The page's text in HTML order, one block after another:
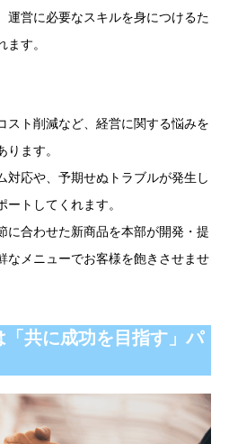
運営に必要なスキルを身につけるた
す。
スト削減など、経営に関する悩みを
ります。
対応や、予期せぬトラブルが発生し
トしてくれます。
に合わせた新商品を本部が開発・提
なメニューでお客様を飽きさせませ
「共に成功を目指す」パ